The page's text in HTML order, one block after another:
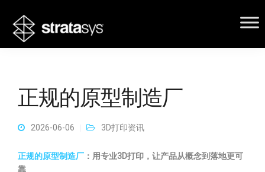
正规的原型制造厂
2026-06-06 3D打印资讯
正规的原型制造厂 ：用专业3D打印，让产品从概念到落地更可
靠